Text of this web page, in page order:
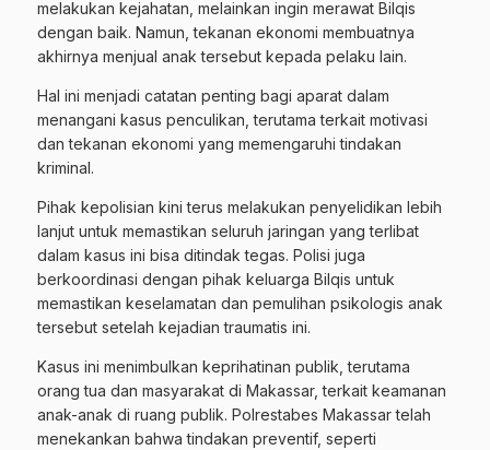
melakukan kejahatan, melainkan ingin merawat Bilqis
dengan baik. Namun, tekanan ekonomi membuatnya
akhirnya menjual anak tersebut kepada pelaku lain.
Hal ini menjadi catatan penting bagi aparat dalam
menangani kasus penculikan, terutama terkait motivasi
dan tekanan ekonomi yang memengaruhi tindakan
kriminal.
Pihak kepolisian kini terus melakukan penyelidikan lebih
lanjut untuk memastikan seluruh jaringan yang terlibat
dalam kasus ini bisa ditindak tegas. Polisi juga
berkoordinasi dengan pihak keluarga Bilqis untuk
memastikan keselamatan dan pemulihan psikologis anak
tersebut setelah kejadian traumatis ini.
Kasus ini menimbulkan keprihatinan publik, terutama
orang tua dan masyarakat di Makassar, terkait keamanan
anak-anak di ruang publik. Polrestabes Makassar telah
menekankan bahwa tindakan preventif, seperti